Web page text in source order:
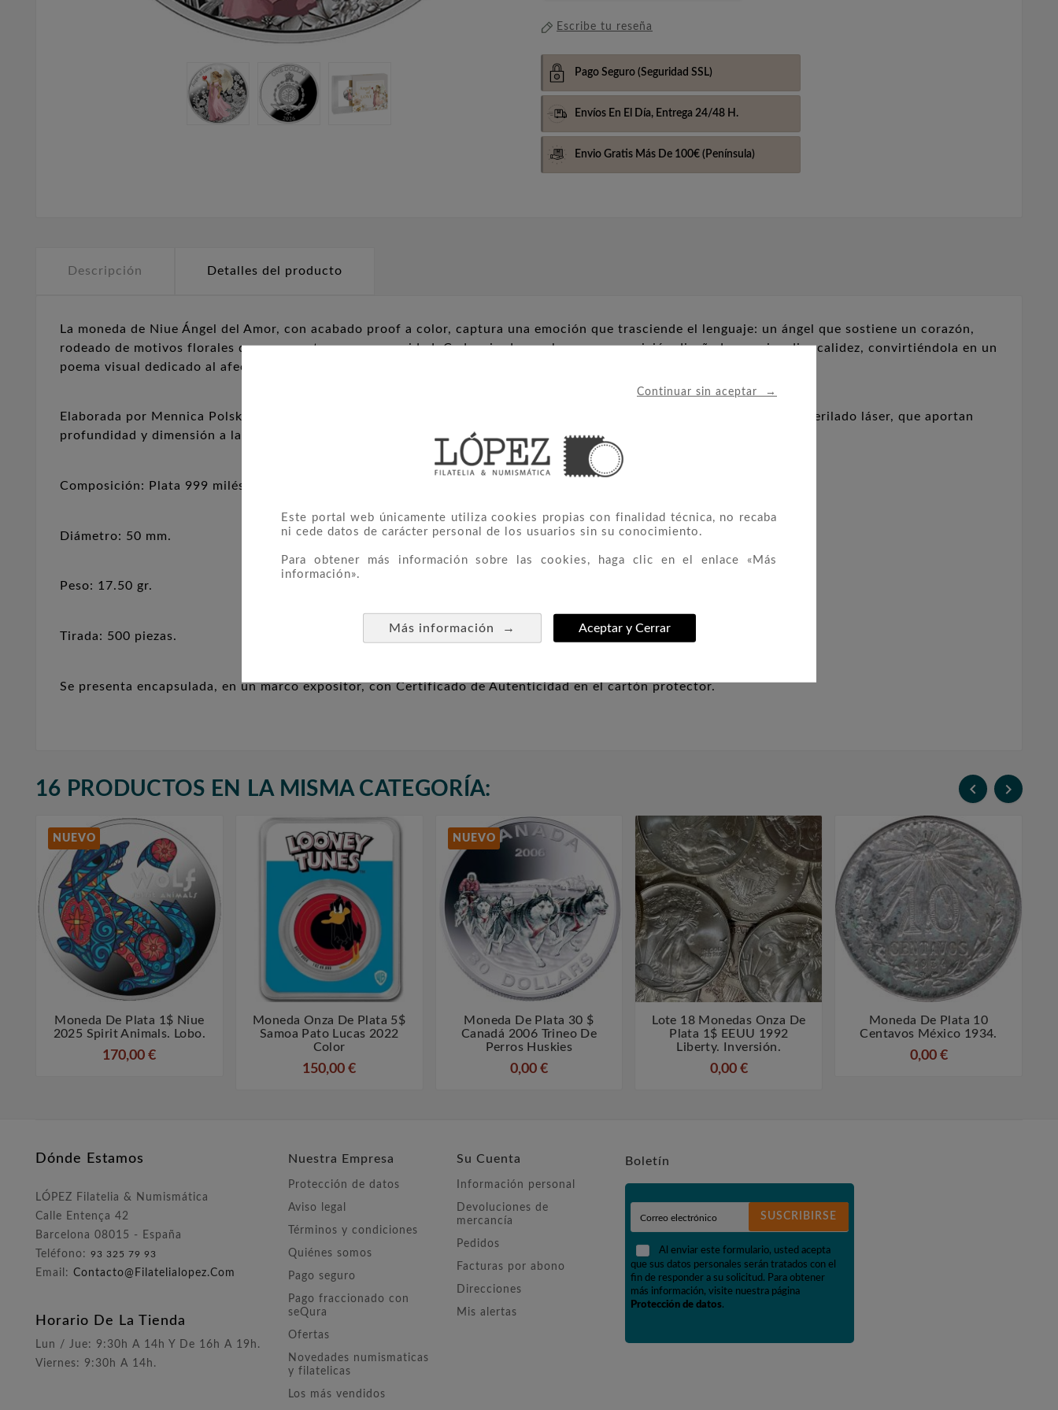
Continuar sin aceptar →
Este portal web únicamente utiliza cookies propias con finalidad técnica, no recaba
ni cede datos de carácter personal de los usuarios sin su conocimiento.
Para obtener más información sobre las cookies, haga clic en el enlace «Más
información».
Más información → Aceptar y Cerrar
Escribe tu reseña
Pago Seguro (Seguridad SSL)
Envíos En El Día, Entrega 24/48 H.
Envio Gratis Más De 100€ (Península)
Descripción Detalles del producto
La moneda de Niue Ángel del Amor, con acabado proof a color, captura una emoción que trasciende el lenguaje: un ángel que sostiene un corazón,
rodeado de motivos florales que evocan ternura y serenidad. Cada mirada revela una composición diseñada para irradiar calidez, convirtiéndola en un
poema visual dedicado al afecto en su forma más pura.
Elaborada por Mennica Polska, esta moneda exhibe técnicas avanzadas como la impresión digital, un inserto 3D y el esmerilado láser, que aportan
profundidad y dimensión a la delicada expresión del ángel y a los sutiles motivos botánicos.
Composición: Plata 999 milésimas.
Diámetro: 50 mm.
Peso: 17.50 gr.
Tirada: 500 piezas.
Se presenta encapsulada, en un marco expositor, con Certificado de Autenticidad en el cartón protector.
16 PRODUCTOS EN LA MISMA CATEGORÍA:  
NUEVO
 
Moneda De Plata 1$ Niue
2025 Spirit Animals. Lobo.
170,00 €
 
Moneda Onza De Plata 5$
Samoa Pato Lucas 2022
Color
150,00 €
NUEVO
 
Moneda De Plata 30 $
Canadá 2006 Trineo De
Perros Huskies
0,00 €
 
Lote 18 Monedas Onza De
Plata 1$ EEUU 1992
Liberty. Inversión.
0,00 €
 
Moneda De Plata 10
Centavos México 1934.
0,00 €
Dónde Estamos
LÓPEZ Filatelia & Numismática
Calle Entença 42
Barcelona 08015 - España
Teléfono: 93 325 79 93
Email: Contacto@filatelialopez.com
Horario De La Tienda
Lun / Jue: 9:30h A 14h Y De 16h A 19h.
Viernes: 9:30h A 14h.
Nuestra Empresa
Protección de datos
Aviso legal
Términos y condiciones
Quiénes somos
Pago seguro
Pago fraccionado con
seQura
Ofertas
Novedades numismaticas
y filatelicas
Los más vendidos
Su Cuenta
Información personal
Devoluciones de
mercancía
Pedidos
Facturas por abono
Direcciones
Mis alertas
Boletín
SUSCRIBIRSE
Al enviar este formulario, usted acepta
que sus datos personales serán tratados con el
fin de responder a su solicitud. Para obtener
más información, visite nuestra página
Protección de datos.